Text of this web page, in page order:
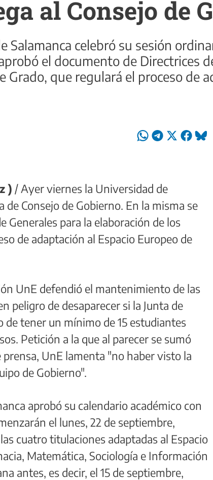
al Consejo de
Salamanca celebró su sesión
el documento de Directrices
Grado, que regulará el proceso de
) / Ayer viernes la Universidad de
Consejo de Gobierno. En la misma se
Generales para la elaboración de los
de adaptación al Espacio Europeo de
UnE defendió el mantenimiento de las
peligro de desaparecer si la Junta de
tener un mínimo de 15 estudiantes
Petición a la que al parecer se sumó
UnE lamenta "no haber visto la
de Gobierno".
aprobó su calendario académico con
el lunes, 22 de septiembre,
cuatro titulaciones adaptadas al Espacio
Matemática, Sociología e Información
antes, es decir, el 15 de septiembre,